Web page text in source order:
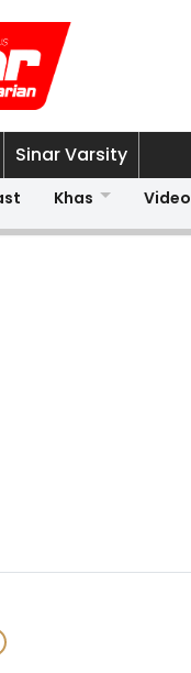
Sinar Varsity
Khas Video